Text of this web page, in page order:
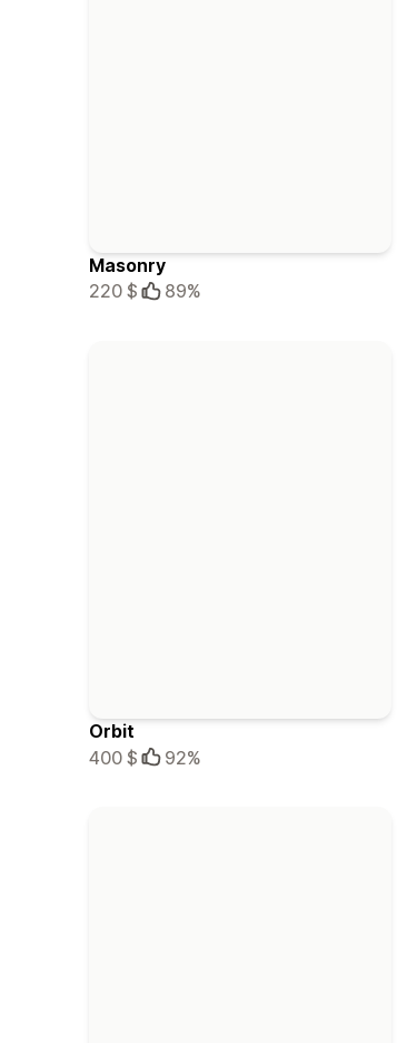
Masonry
220 $
89%
Orbit
400 $
92%